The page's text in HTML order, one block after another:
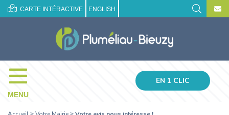
CARTE INTÉRACTIVE ENGLISH
MENU
EN 1 CLIC